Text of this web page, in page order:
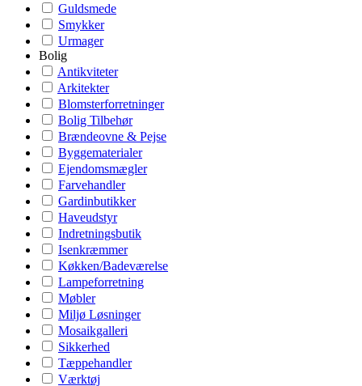
Guldsmede
Smykker
Urmager
Bolig
Antikviteter
Arkitekter
Blomsterforretninger
Bolig Tilbehør
Brændeovne & Pejse
Byggematerialer
Ejendomsmægler
Farvehandler
Gardinbutikker
Haveudstyr
Indretningsbutik
Isenkræmmer
Køkken/Badeværelse
Lampeforretning
Møbler
Miljø Løsninger
Mosaikgalleri
Sikkerhed
Tæppehandler
Værktøj